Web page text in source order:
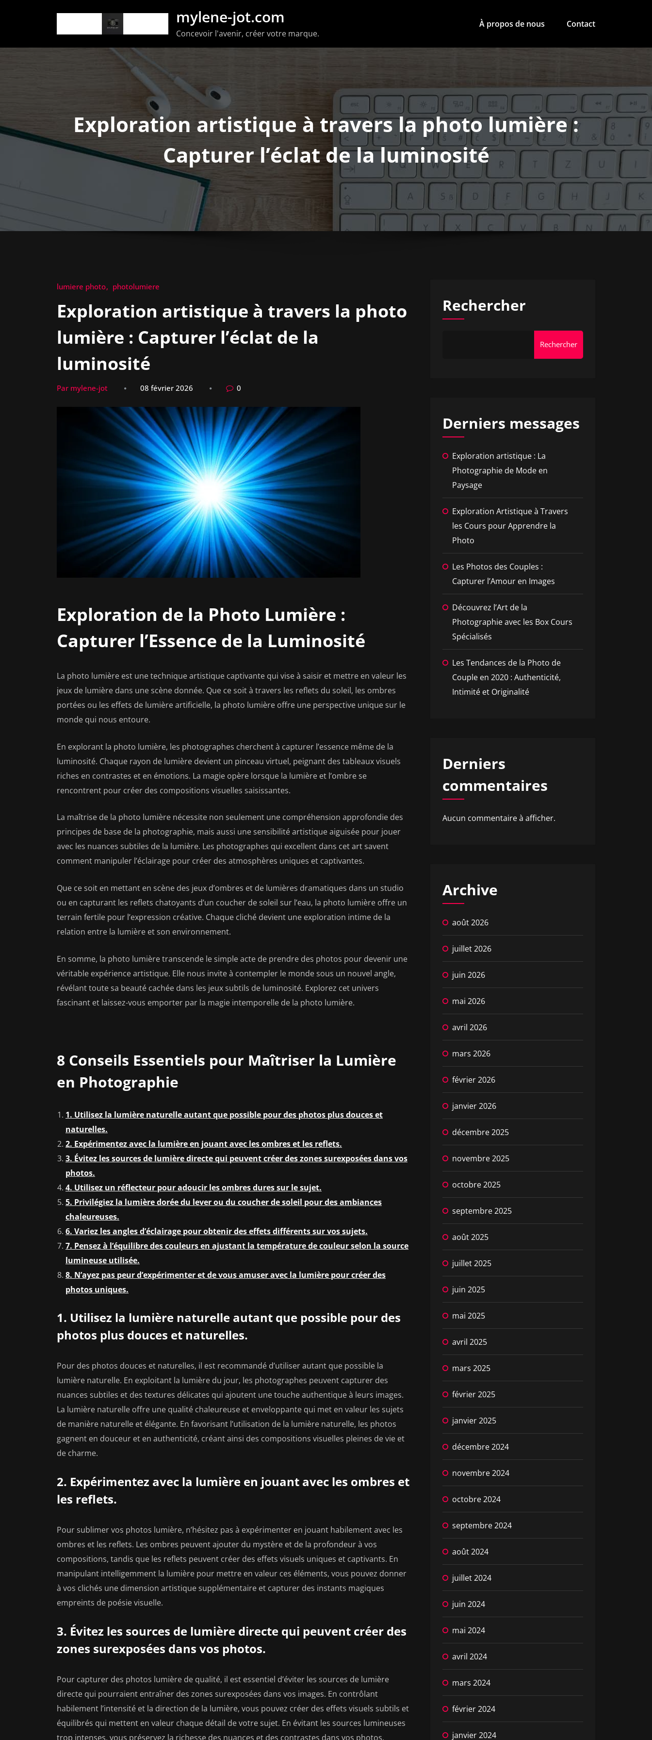
mylene-jot.com
Concevoir l'avenir, créer votre marque.
À propos de nous Contact
Exploration artistique à travers la photo lumière :
Capturer l’éclat de la luminosité
lumiere photo photolumiere
Exploration artistique à travers la photo
lumière : Capturer l’éclat de la
luminosité
Par mylene-jot 08 février 2026 0
Exploration de la Photo Lumière :
Capturer l’Essence de la Luminosité
La photo lumière est une technique artistique captivante qui vise à saisir et mettre en valeur les
jeux de lumière dans une scène donnée. Que ce soit à travers les reflets du soleil, les ombres
portées ou les effets de lumière artificielle, la photo lumière offre une perspective unique sur le
monde qui nous entoure.
En explorant la photo lumière, les photographes cherchent à capturer l’essence même de la
luminosité. Chaque rayon de lumière devient un pinceau virtuel, peignant des tableaux visuels
riches en contrastes et en émotions. La magie opère lorsque la lumière et l’ombre se
rencontrent pour créer des compositions visuelles saisissantes.
La maîtrise de la photo lumière nécessite non seulement une compréhension approfondie des
principes de base de la photographie, mais aussi une sensibilité artistique aiguisée pour jouer
avec les nuances subtiles de la lumière. Les photographes qui excellent dans cet art savent
comment manipuler l’éclairage pour créer des atmosphères uniques et captivantes.
Que ce soit en mettant en scène des jeux d’ombres et de lumières dramatiques dans un studio
ou en capturant les reflets chatoyants d’un coucher de soleil sur l’eau, la photo lumière offre un
terrain fertile pour l’expression créative. Chaque cliché devient une exploration intime de la
relation entre la lumière et son environnement.
En somme, la photo lumière transcende le simple acte de prendre des photos pour devenir une
véritable expérience artistique. Elle nous invite à contempler le monde sous un nouvel angle,
révélant toute sa beauté cachée dans les jeux subtils de luminosité. Explorez cet univers
fascinant et laissez-vous emporter par la magie intemporelle de la photo lumière.
8 Conseils Essentiels pour Maîtriser la Lumière
en Photographie
1. Utilisez la lumière naturelle autant que possible pour des photos plus douces et
naturelles.
2. Expérimentez avec la lumière en jouant avec les ombres et les reflets.
3. Évitez les sources de lumière directe qui peuvent créer des zones surexposées dans vos
photos.
4. Utilisez un réflecteur pour adoucir les ombres dures sur le sujet.
5. Privilégiez la lumière dorée du lever ou du coucher de soleil pour des ambiances
chaleureuses.
6. Variez les angles d’éclairage pour obtenir des effets différents sur vos sujets.
7. Pensez à l’équilibre des couleurs en ajustant la température de couleur selon la source
lumineuse utilisée.
8. N’ayez pas peur d’expérimenter et de vous amuser avec la lumière pour créer des
photos uniques.
1. Utilisez la lumière naturelle autant que possible pour des
photos plus douces et naturelles.
Pour des photos douces et naturelles, il est recommandé d’utiliser autant que possible la
lumière naturelle. En exploitant la lumière du jour, les photographes peuvent capturer des
nuances subtiles et des textures délicates qui ajoutent une touche authentique à leurs images.
La lumière naturelle offre une qualité chaleureuse et enveloppante qui met en valeur les sujets
de manière naturelle et élégante. En favorisant l’utilisation de la lumière naturelle, les photos
gagnent en douceur et en authenticité, créant ainsi des compositions visuelles pleines de vie et
de charme.
2. Expérimentez avec la lumière en jouant avec les ombres et
les reflets.
Pour sublimer vos photos lumière, n’hésitez pas à expérimenter en jouant habilement avec les
ombres et les reflets. Les ombres peuvent ajouter du mystère et de la profondeur à vos
compositions, tandis que les reflets peuvent créer des effets visuels uniques et captivants. En
manipulant intelligemment la lumière pour mettre en valeur ces éléments, vous pouvez donner
à vos clichés une dimension artistique supplémentaire et capturer des instants magiques
empreints de poésie visuelle.
3. Évitez les sources de lumière directe qui peuvent créer des
zones surexposées dans vos photos.
Pour capturer des photos lumière de qualité, il est essentiel d’éviter les sources de lumière
directe qui pourraient entraîner des zones surexposées dans vos images. En contrôlant
habilement l’intensité et la direction de la lumière, vous pouvez créer des effets visuels subtils et
équilibrés qui mettent en valeur chaque détail de votre sujet. En évitant les sources lumineuses
trop intenses, vous préservez la richesse des nuances et des contrastes dans vos photos,
Rechercher
Rechercher
Derniers messages
Exploration artistique : La
Photographie de Mode en
Paysage
Exploration Artistique à Travers
les Cours pour Apprendre la
Photo
Les Photos des Couples :
Capturer l’Amour en Images
Découvrez l’Art de la
Photographie avec les Box Cours
Spécialisés
Les Tendances de la Photo de
Couple en 2020 : Authenticité,
Intimité et Originalité
Derniers
commentaires
Aucun commentaire à afficher.
Archive
août 2026
juillet 2026
juin 2026
mai 2026
avril 2026
mars 2026
février 2026
janvier 2026
décembre 2025
novembre 2025
octobre 2025
septembre 2025
août 2025
juillet 2025
juin 2025
mai 2025
avril 2025
mars 2025
février 2025
janvier 2025
décembre 2024
novembre 2024
octobre 2024
septembre 2024
août 2024
juillet 2024
juin 2024
mai 2024
avril 2024
mars 2024
février 2024
janvier 2024